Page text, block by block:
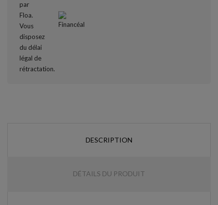
DESCRIPTION
DÉTAILS DU PRODUIT